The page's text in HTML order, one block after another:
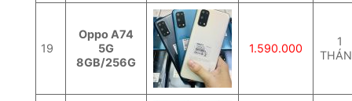
19
Oppo A74
5G
8GB/256G
1.590.000
1